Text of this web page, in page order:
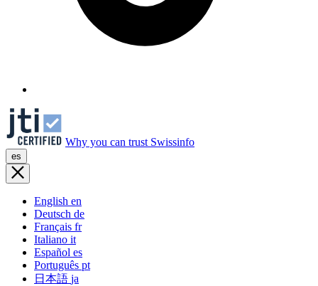
Why you can trust Swissinfo
es
English en
Deutsch de
Français fr
Italiano it
Español es
Português pt
日本語 ja